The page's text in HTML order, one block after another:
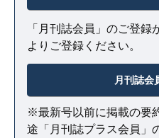
「月刊誌会員」のご登
よりご登録ください。
月刊誌会
※最新号以前に掲載の要
途「月刊誌プラス会員」